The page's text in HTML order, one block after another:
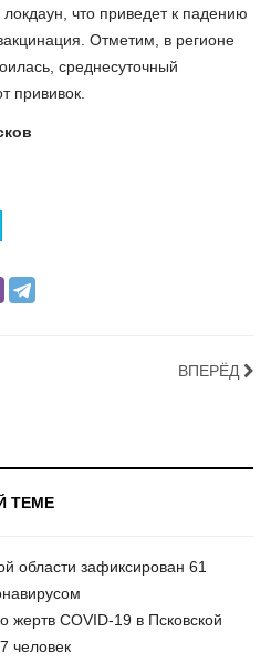
что приведет к падению
Отметим, в регионе
среднесуточный
прививок.
ВПЕРЁД
ТЕМЕ
области зафиксирован 61
жертв COVID-19 в Псковской
человек